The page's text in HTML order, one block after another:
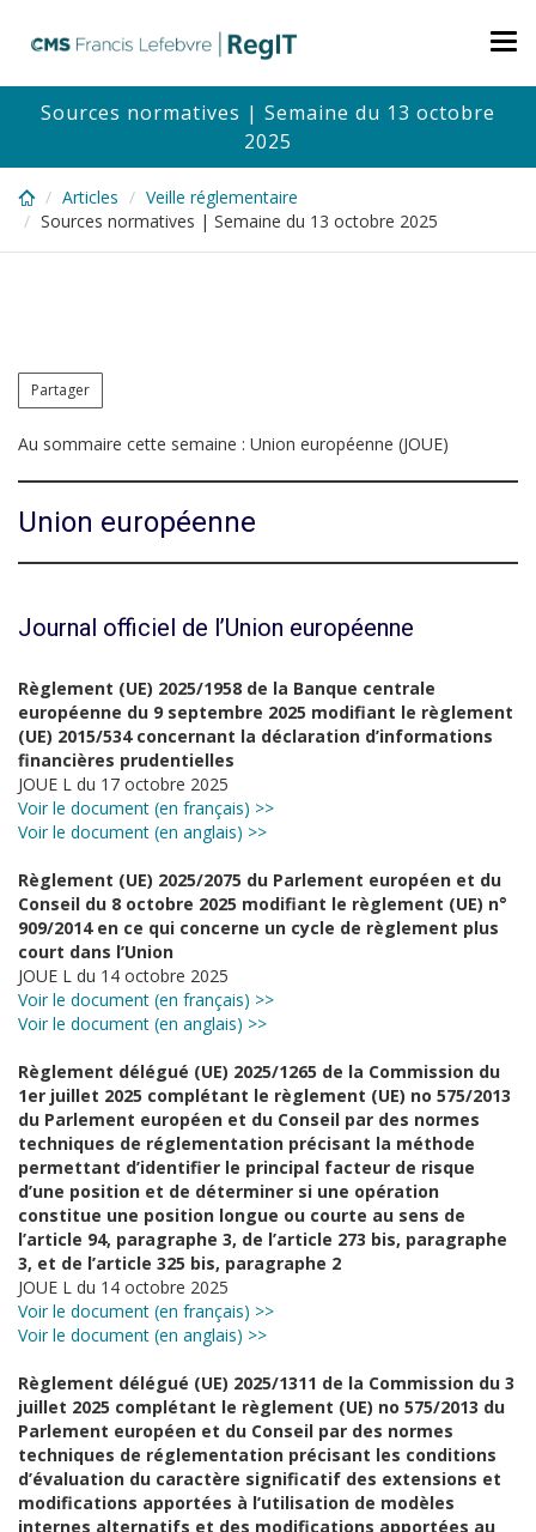
content
Sources normatives | Semaine du 13 octobre
2025
Articles
Veille réglementaire
Sources normatives | Semaine du 13 octobre 2025
Partager
Au sommaire cette semaine : Union européenne (JOUE)
Union européenne
Journal officiel de l’Union européenne
Règlement (UE) 2025/1958 de la Banque centrale
européenne du 9 septembre 2025 modifiant le règlement
(UE) 2015/534 concernant la déclaration d’informations
financières prudentielles
JOUE L du 17 octobre 2025
Voir le document (en français) >>
Voir le document (en anglais) >>
Règlement (UE) 2025/2075 du Parlement européen et du
Conseil du 8 octobre 2025 modifiant le règlement (UE) n°
909/2014 en ce qui concerne un cycle de règlement plus
court dans l’Union
JOUE L du 14 octobre 2025
Voir le document (en français) >>
Voir le document (en anglais) >>
Règlement délégué (UE) 2025/1265 de la Commission du
1er juillet 2025 complétant le règlement (UE) no 575/2013
du Parlement européen et du Conseil par des normes
techniques de réglementation précisant la méthode
permettant d’identifier le principal facteur de risque
d’une position et de déterminer si une opération
constitue une position longue ou courte au sens de
l’article 94, paragraphe 3, de l’article 273 bis, paragraphe
3, et de l’article 325 bis, paragraphe 2
JOUE L du 14 octobre 2025
Voir le document (en français) >>
Voir le document (en anglais) >>
Règlement délégué (UE) 2025/1311 de la Commission du 3
juillet 2025 complétant le règlement (UE) no 575/2013 du
Parlement européen et du Conseil par des normes
techniques de réglementation précisant les conditions
d’évaluation du caractère significatif des extensions et
modifications apportées à l’utilisation de modèles
internes alternatifs et des modifications apportées au